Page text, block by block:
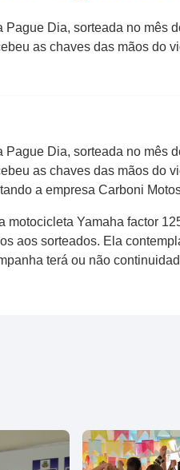
Dia, sorteada no mês
as chaves das mãos do
Dia, sorteada no mês
as chaves das mãos do
a empresa Carboni
motocicleta Yamaha factor
aos sorteados. Ela
terá ou não